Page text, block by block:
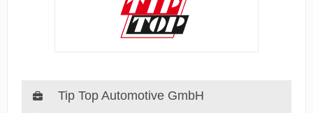
Tip Top Automotive GmbH